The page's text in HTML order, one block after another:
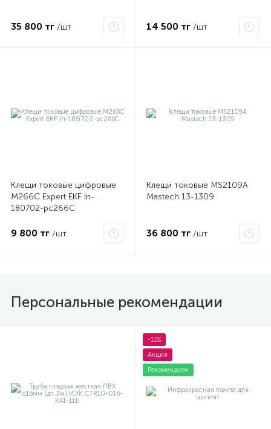
35 800 тг /шт 14 500 тг /шт
Клещи токовые цифровые
M266C Expert EKF In-
180702-pc266C
9 800 тг /шт
Клещи токовые MS2109A
Mastech 13-1309
36 800 тг /шт
Персональные рекомендации
-11%
Акция
Рекомендуем